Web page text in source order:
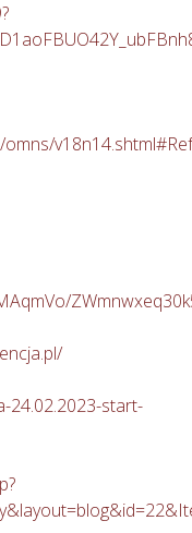
24.02.2023-start-